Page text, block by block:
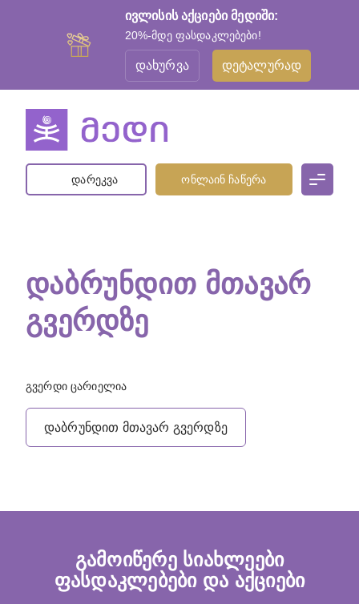
ივლისის აქციები მედიში:
20%-მდე ფასდაკლებები!
დახურვა დეტალურად
დარეკვა ონლაინ ჩაწერა
ᲓᲐᲑᲠᲣᲜᲓᲘᲗ ᲛᲗᲐᲕᲐᲠ
ᲒᲕᲔᲠᲓᲖᲔ
გვერდი ცარიელია
დაბრუნდით მთავარ გვერდზე
გამოიწერე სიახლეები
ფასდაკლებები და აქციები